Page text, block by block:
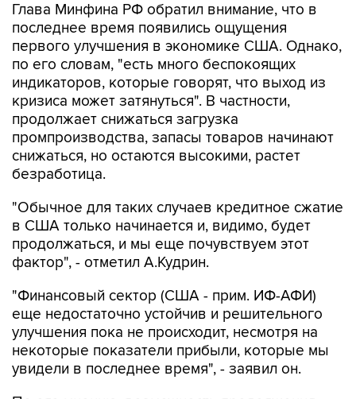
Глава Минфина РФ обратил внимание, что в
последнее время появились ощущения
первого улучшения в экономике США. Однако,
по его словам, "есть много беспокоящих
индикаторов, которые говорят, что выход из
кризиса может затянуться". В частности,
продолжает снижаться загрузка
промпроизводства, запасы товаров начинают
снижаться, но остаются высокими, растет
безработица.
"Обычное для таких случаев кредитное сжатие
в США только начинается и, видимо, будет
продолжаться, и мы еще почувствуем этот
фактор", - отметил А.Кудрин.
"Финансовый сектор (США - прим. ИФ-АФИ)
еще недостаточно устойчив и решительного
улучшения пока не происходит, несмотря на
некоторые показатели прибыли, которые мы
увидели в последнее время", - заявил он.